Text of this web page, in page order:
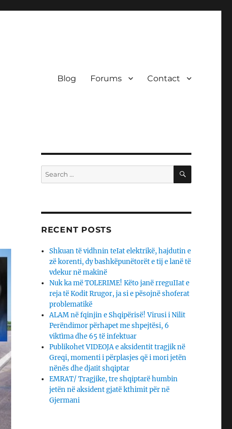
Blog Forums Contact
Search
for:
SEARCH
RECENT POSTS
Shkuan të vidhnin teIat elektrikë, hajdutin e
zë korenti, dy bashkëpunëtorët e tij e lanë të
vdekur në makinë
Nuk ka më TOLERIME! Këto janë rreguIIat e
reja të Kodit Rrugor, ja si e pësojnë shoferat
problematikë
ALAM në fqinjin e Shqipërisë! Virusi i Nilit
Perëndimor përhapet me shpejtësi, 6
viktìma dhe 65 të infektuar
Publikohet VIDEOJA e aksidentit tragjik në
Greqi, momenti i përplasjes që i mori jetën
nënës dhe djaΙit shqiptar
EMRAT/ Tragjike, tre shqiptarë humbin
jetën në aksident gjatë kthimit për në
Gjermani